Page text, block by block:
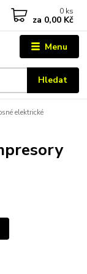
Menu
Hledat
0 ks
za 0,00 Kč
elektrické